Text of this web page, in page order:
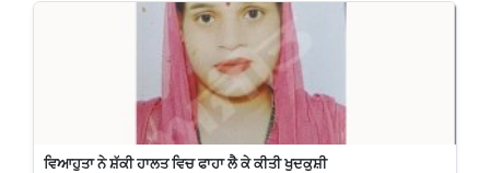
ਵਿਆਹੁਤਾ ਨੇ ਸ਼ੱਕੀ ਹਾਲਤ ਵਿਚ ਫਾਹਾ ਲੈ ਕੇ ਕੀਤੀ ਖੁਦਕੁਸ਼ੀ